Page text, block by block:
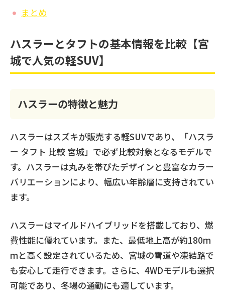
まとめ
ハスラーとタフトの基本情報を比較【宮
城で人気の軽SUV】
ハスラーの特徴と魅力
ハスラーはスズキが販売する軽SUVであり、「ハスラ
ー タフト 比較 宮城」で必ず比較対象となるモデルで
す。ハスラーは丸みを帯びたデザインと豊富なカラー
バリエーションにより、幅広い年齢層に支持されてい
ます。
ハスラーはマイルドハイブリッドを搭載しており、燃
費性能に優れています。また、最低地上高が約180m
mと高く設定されているため、宮城の雪道や凍結路で
も安心して走行できます。さらに、4WDモデルも選択
可能であり、冬場の通勤にも適しています。